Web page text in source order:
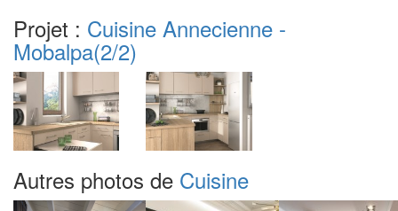
Projet : Cuisine Annecienne -
Mobalpa(2/2)
Autres photos de Cuisine